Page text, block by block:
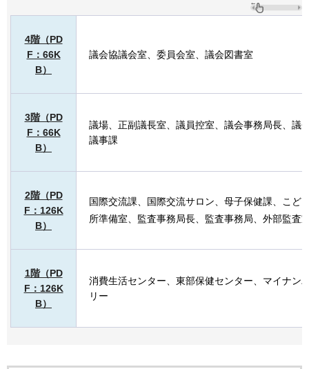
4階（PD
F：66K
B）
議会協議会室、委員会室、議会図書室
3階（PD
F：66K
B）
議場、正副議長室、議員控室、議会事務局長、議
議事課
2階（PD
F：126K
B）
国際交流課、国際交流サロン、母子保健課、こど
所準備室、監査事務局長、監査事務局、外部監査
1階（PD
F：126K
B）
消費生活センター、東部保健センター、マイナン
リー